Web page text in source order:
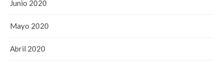
Junio 2020
Mayo 2020
Abril 2020